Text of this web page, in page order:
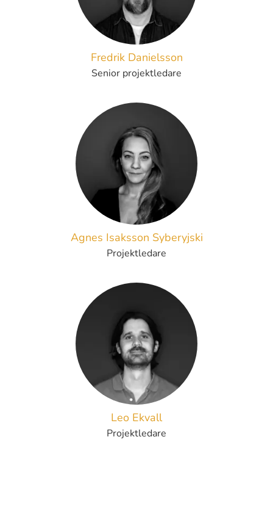
Fredrik Danielsson
Senior projektledare
Agnes Isaksson Syberyjski
Projektledare
Leo Ekvall
Projektledare